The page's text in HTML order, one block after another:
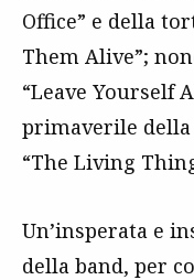
Office” e della
Them Alive”;
“Leave Yourself
primaverile
“The Living
Un’insperata e
della band, per